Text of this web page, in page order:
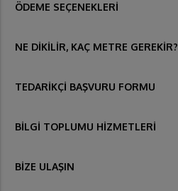
ÖDEME SEÇENEKLERİ
NE DİKİLİR, KAÇ METRE GEREKİR?
TEDARİKÇİ BAŞVURU FORMU
BİLGİ TOPLUMU HİZMETLERİ
BİZE ULAŞIN